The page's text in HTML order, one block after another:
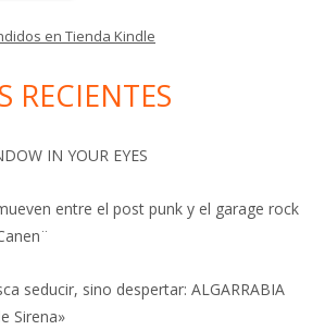
en Tienda Kindle
RECIENTES
IN YOUR EYES
entre el post punk y el garage rock
seducir, sino despertar: ALGARRABIA
Sirena»